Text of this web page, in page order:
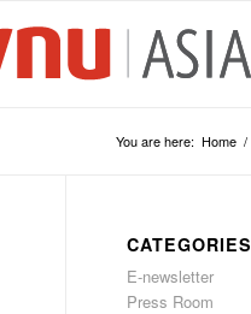
You are here: Home /
CATEGORIES
E-newsletter
Press Room